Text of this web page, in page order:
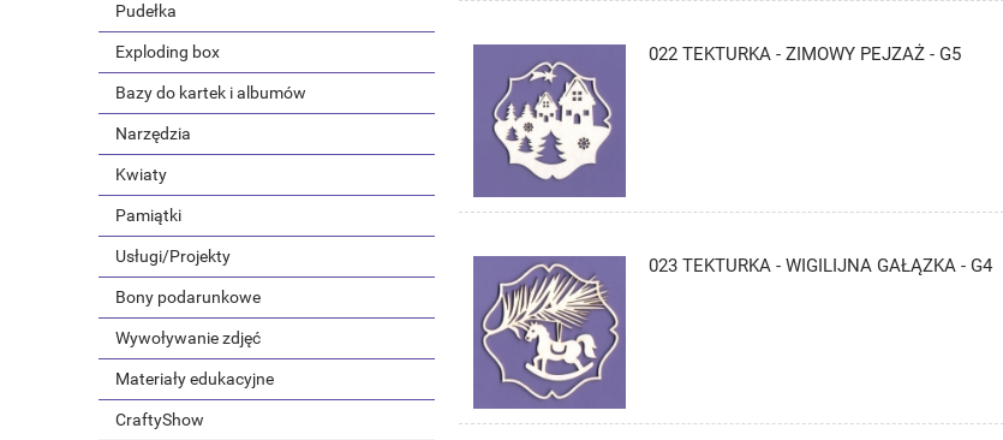
Pudełka
Exploding box
Bazy do kartek i albumów
Narzędzia
Kwiaty
Pamiątki
Usługi/Projekty
Bony podarunkowe
Wywoływanie zdjęć
Materiały edukacyjne
CraftyShow
022 TEKTURKA - ZIMOWY PEJZAŻ - G5
023 TEKTURKA - WIGILIJNA GAŁĄZKA - G4